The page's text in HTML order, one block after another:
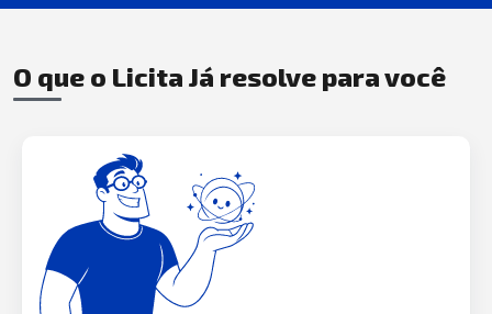
O que o Licita Já resolve para você